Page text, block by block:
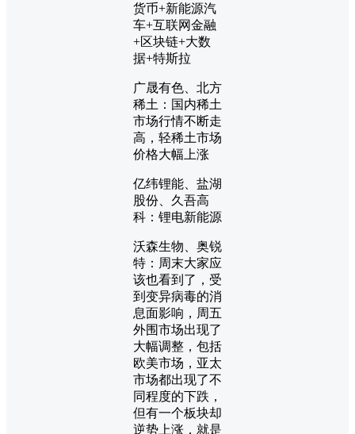
货币+新能源汽
车+互联网金融
+区块链+大数
据+特斯拉
广晟有色、北方
稀土：国内稀土
市场行情不断走
高，轻稀土市场
价格大幅上涨
亿纬锂能、盐湖
股份、久吾高
科：锂电新能源
沃森生物、奥锐
特：周末大家应
该也看到了，受
到变异病毒的消
息面影响，周五
外围市场出现了
大幅调整，包括
欧美市场，亚太
市场都出现了不
同程度的下跌，
但有一个板块却
逆势上涨，就是